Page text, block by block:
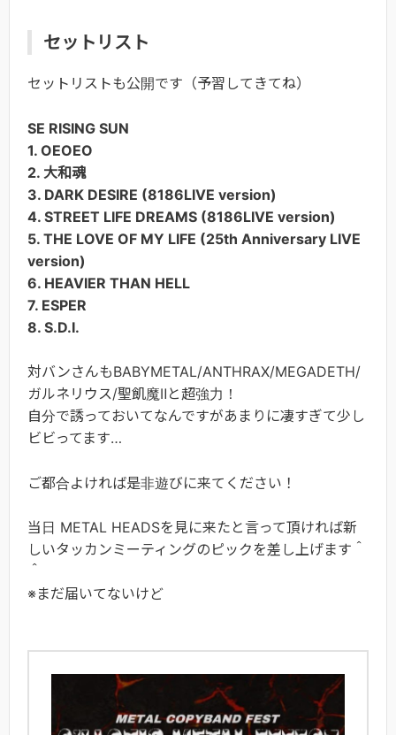
セットリスト
セットリストも公開です（予習してきてね）
SE RISING SUN
1. OEOEO
2. 大和魂
3. DARK DESIRE (8186LIVE version)
4. STREET LIFE DREAMS (8186LIVE version)
5. THE LOVE OF MY LIFE (25th Anniversary LIVE
version)
6. HEAVIER THAN HELL
7. ESPER
8. S.D.I.
対バンさんもBABYMETAL/ANTHRAX/MEGADETH/
ガルネリウス/聖飢魔Ⅱと超強力！
自分で誘っておいてなんですがあまりに凄すぎて少し
ビビってます…
ご都合よければ是非遊びに来てください！
当日 METAL HEADSを見に来たと言って頂ければ新
しいタッカンミーティングのピックを差し上げます＾
＾
※まだ届いてないけど